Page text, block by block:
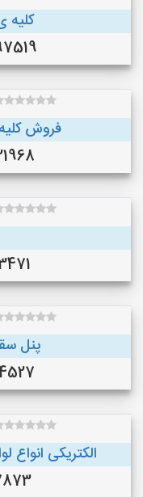
کلیه
فروش
پنل سقفی
الکتریکی انواع